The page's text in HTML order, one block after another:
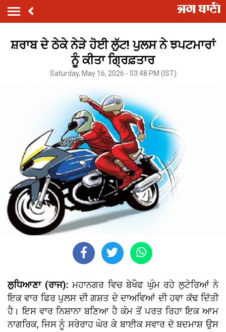
ਸ਼ਰਾਬ ਦੇ ਠੇਕੇ ਨੇੜੇ ਹੋਈ ਲੁੱਟ! ਪੁਲਸ ਨੇ ਝਪਟਮਾਰਾਂ
ਨੂੰ ਕੀਤਾ ਗ੍ਰਿਫ਼ਤਾਰ
Saturday, May 16, 2026 - 03:48 PM (IST)
ਲੁਧਿਆਣਾ (ਰਾਜ): ਮਹਾਨਗਰ ਵਿਚ ਬੇਖੌਫ ਘੁੰਮ ਰਹੇ ਲੁਟੇਰਿਆਂ ਨੇ
ਇਕ ਵਾਰ ਫਿਰ ਪੁਲਸ ਦੀ ਗਸ਼ਤ ਦੇ ਦਾਅਵਿਆਂ ਦੀ ਹਵਾ ਕੱਢ ਦਿੱਤੀ
ਹੈ। ਇਸ ਵਾਰ ਨਿਸ਼ਾਨਾ ਬਣਿਆ ਹੈ ਕੰਮ ਤੋਂ ਪਰਤ ਰਿਹਾ ਇਕ ਆਮ
ਨਾਗਰਿਕ, ਜਿਸ ਨੂੰ ਸਰੇਰਾਹ ਘੇਰ ਕੇ ਬਾਈਕ ਸਵਾਰ ਦੋ ਬਦਮਾਸ਼ ਉਸ